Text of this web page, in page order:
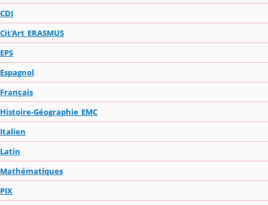
CDI
Cit'Art_ERASMUS
EPS
Espagnol
Français
Histoire-Géographie_EMC
Italien
Latin
Mathématiques
PIX